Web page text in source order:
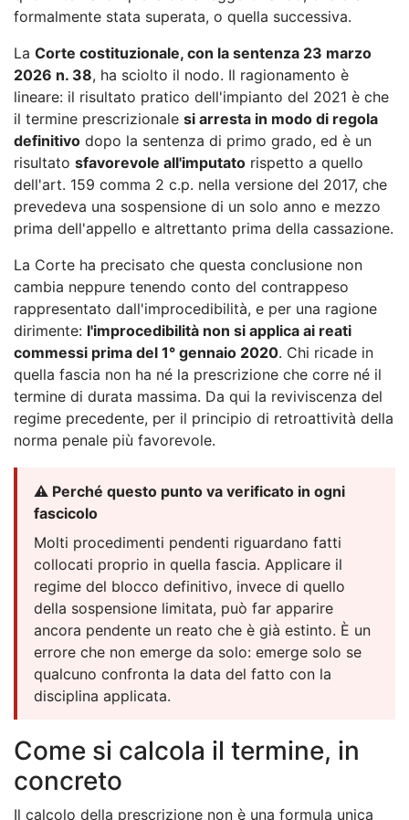
formalmente stata superata, o quella successiva.
La Corte costituzionale, con la sentenza 23 marzo
2026 n. 38, ha sciolto il nodo. Il ragionamento è
lineare: il risultato pratico dell'impianto del 2021 è che
il termine prescrizionale si arresta in modo di regola
definitivo dopo la sentenza di primo grado, ed è un
risultato sfavorevole all'imputato rispetto a quello
dell'art. 159 comma 2 c.p. nella versione del 2017, che
prevedeva una sospensione di un solo anno e mezzo
prima dell'appello e altrettanto prima della cassazione.
La Corte ha precisato che questa conclusione non
cambia neppure tenendo conto del contrappeso
rappresentato dall'improcedibilità, e per una ragione
dirimente: l'improcedibilità non si applica ai reati
commessi prima del 1° gennaio 2020. Chi ricade in
quella fascia non ha né la prescrizione che corre né il
termine di durata massima. Da qui la reviviscenza del
regime precedente, per il principio di retroattività della
norma penale più favorevole.
⚠️ Perché questo punto va verificato in ogni
fascicolo
Molti procedimenti pendenti riguardano fatti
collocati proprio in quella fascia. Applicare il
regime del blocco definitivo, invece di quello
della sospensione limitata, può far apparire
ancora pendente un reato che è già estinto. È un
errore che non emerge da solo: emerge solo se
qualcuno confronta la data del fatto con la
disciplina applicata.
Come si calcola il termine, in
concreto
Il calcolo della prescrizione non è una formula unica